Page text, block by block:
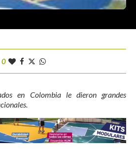
0
en Colombia le dieron grandes